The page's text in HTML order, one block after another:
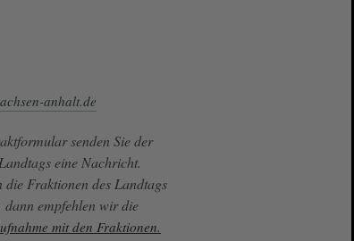
anhalt.de
senden Sie der
eine Nachricht.
die Fraktionen des Landtags
dann empfehlen wir die
mit den Fraktionen.